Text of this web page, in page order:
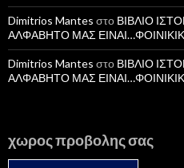
Dimitrios Mantes στο ΒΙΒΛΙΟ
ΑΛΦΑΒΗΤΟ ΜΑΣ
Dimitrios Mantes στο ΒΙΒΛΙΟ
ΑΛΦΑΒΗΤΟ ΜΑΣ
χωρος προβολης σας